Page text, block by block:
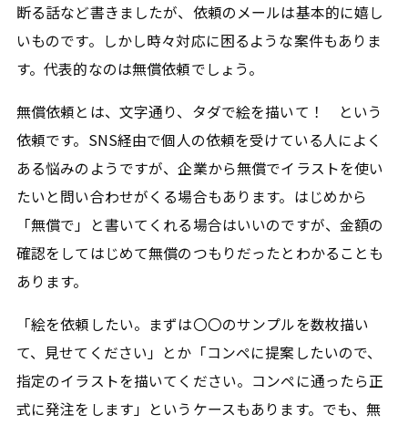
断る話など書きましたが、依頼のメールは基本的に嬉し
いものです。しかし時々対応に困るような案件もありま
す。代表的なのは無償依頼でしょう。
無償依頼とは、文字通り、タダで絵を描いて！ という
依頼です。SNS経由で個人の依頼を受けている人によく
ある悩みのようですが、企業から無償でイラストを使い
たいと問い合わせがくる場合もあります。はじめから
「無償で」と書いてくれる場合はいいのですが、金額の
確認をしてはじめて無償のつもりだったとわかることも
あります。
「絵を依頼したい。まずは〇〇のサンプルを数枚描い
て、見せてください」とか「コンペに提案したいので、
指定のイラストを描いてください。コンペに通ったら正
式に発注をします」というケースもあります。でも、無